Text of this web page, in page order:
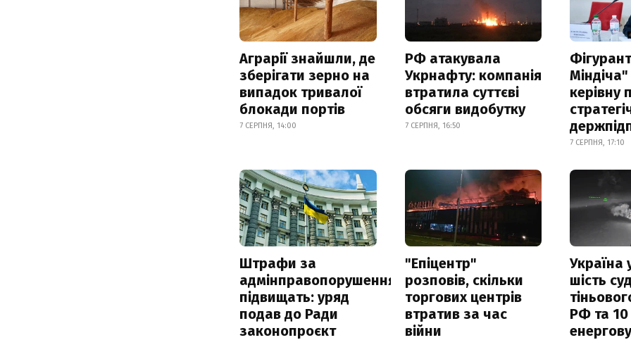
Аграрії знайшли, де
зберігати зерно на
випадок тривалої
блокади портів
7 СЕРПНЯ, 14:00
РФ атакувала
Укрнафту: компанія
втратила суттєві
обсяги видобутку
7 СЕРПНЯ, 16:50
керівну
7 СЕРПНЯ, 17:10
Штрафи за
адмінправопорушення
підвищать: уряд
подав до Ради
законопроєкт
"Епіцентр"
розповів, скільки
торгових центрів
втратив за час
війни
Україна
шість
РФ та 10